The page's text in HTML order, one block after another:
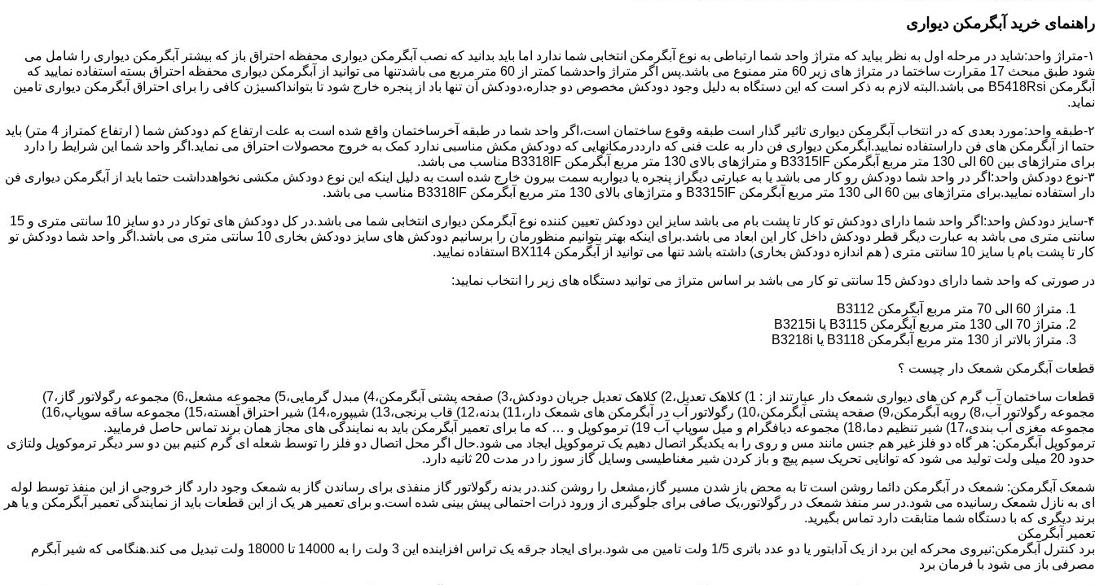
راهنمای خرید آبگرمکن دیواری
۱-متراژ واحد:شاید در مرحله اول به نظر بیاید که متراژ واحد شما ارتباطی به نوع آبگرمکن انتخابی شما ندارد اما باید بدانید که نصب آبگرمکن دیواری محفظه احتراق باز که بیشتر آبگرمکن دیواری را شامل می
شود طبق مبحث 17 مقرارت ساختما در متراژ های زیر 60 متر ممنوع می باشد.پس اگر متراژ واحدشما کمتر از 60 متر مربع می باشدتنها می توانید از آبگرمکن دیواری محفظه احتراق بسته استفاده نمایید که
آبگرمکن B5418Rsi می باشد.البته لازم به ذکر است که این دستگاه به دلیل وجود دودکش مخصوص دو جداره،دودکش آن تنها باد از پنجره خارج شود تا بتوانداکسیژن کافی را برای احتراق آبگرمکن دیواری تامین
نماید.
۲-طبقه واحد:مورد بعدی که در انتخاب آبگرمکن دیواری تاثیر گذار است طبقه وقوع ساختمان است،اگر واحد شما در طبقه آخرساختمان واقع شده است به علت ارتفاع کم دودکش شما ( ارتفاع کمتراز 4 متر) باید
حتما از آبگرمکن های فن داراستفاده نمایید.آبگرمکن دیواری فن دار به علت فنی که دارددرمکانهایی که دودکش مکش مناسبی ندارد کمک به خروج محصولات احتراق می نماید.اگر واحد شما این شرایط را دارد
برای متراژهای بین 60 الی 130 متر مربع آبگرمکن B3315IF و متراژهای بالای 130 متر مربع آبگرمکن B3318IF مناسب می باشد.
۳-نوع دودکش واحد:اگر در واحد شما دودکش رو کار می باشد یا به عبارتی دیگراز پنجره یا دیواربه سمت بیرون خارج شده است به دلیل اینکه این نوع دودکش مکشی نخواهدداشت حتما باید از آبگرمکن دیواری فن
دار استفاده نمایید.برای متراژهای بین 60 الی 130 متر مربع آبگرمکن B3315IF و متراژهای بالای 130 متر مربع آبگرمکن B3318IF مناسب می باشد.
۴-سایز دودکش واحد:اگر واحد شما دارای دودکش تو کار تا پشت بام می باشد سایز این دودکش تعیین کننده نوع آبگرمکن دیواری انتخابی شما می باشد.در کل دودکش های توکار در دو سایز 10 سانتی متری و 15
سانتی متری می باشد به عبارت دیگر قطر دودکش داخل کار این ابعاد می باشد.برای اینکه بهتر بتوانیم منظورمان را برسانیم دودکش های سایز دودکش بخاری 10 سانتی متری می باشد.اگر واحد شما دودکش تو
کار تا پشت بام با سایز 10 سانتی متری ( هم اندازه دودکش بخاری) داشته باشد تنها می توانید از آبگرمکن BX114 استفاده نمایید.
در صورتی که واحد شما دارای دودکش 15 سانتی تو کار می باشد بر اساس متراژ می توانید دستگاه های زیر را انتخاب نمایید:
متراژ 60 الی 70 متر مربع آبگرمکن B3112
متراژ 70 الی 130 متر مربع آبگرمکن B3115 یا B3215i
متراژ بالاتر از 130 متر مربع آبگرمکن B3118 یا B3218i
قطعات آبگرمکن شمعک دار چیست ؟
قطعات ساختمان آب گرم کن های دیواری شمعک دار عبارتند از : 1) کلاهک تعدیل،2) کلاهک تعدیل جریان دودکش،3) صفحه پشتی آبگرمکن،4) مبدل گرمایی،5) مجموعه مشعل،6) مجموعه رگولاتور گاز،7)
مجموعه رگولاتور آب،8) رویه آبگرمکن،9) صفحه پشتی آبگرمکن،10) رگولاتور آب در آبگرمکن های شمعک دار،11) بدنه،12) قاب برنجی،13) شیپوره،14) شیر احتراق آهسته،15) مجموعه ساقه سوپاپ،16)
مجموعه مغزی آب بندی،17) شیر تنظیم دما،18) مجموعه دیافگرام و میل سوپاپ آب 19) ترموکوپل و … که ما برای تعمیر آبگرمکن باید به نمایندگی های مجاز همان برند تماس حاصل فرمایید.
ترموکوپل آبگرمکن: هر گاه دو فلز غیر هم جنس مانند مس و روی را به یکدیگر اتصال دهیم یک ترموکوپل ایجاد می شود.حال اگر محل اتصال دو فلز را توسط شعله ای گرم کنیم بین دو سر دیگر ترموکوپل ولتاژی
حدود 20 میلی ولت تولید می شود که توانایی تحریک سیم پیچ و باز کردن شیر مغناطیسی وسایل گاز سوز را در مدت 20 ثانیه دارد.
شمعک آبگرمکن: شمعک در آبگرمکن دائما روشن است تا به محض باز شدن مسیر گاز،مشعل را روشن کند.در بدنه رگولاتور گاز منفذی برای رساندن گاز به شمعک وجود دارد گاز خروجی از این منفذ توسط لوله
ای به نازل شمعک رسانیده می شود.در سر منفذ شمعک در رگولاتور،یک صافی برای جلوگیری از ورود ذرات احتمالی پیش بینی شده است.و برای تعمیر هر یک از این قطعات باید از نمایندگی تعمیر آبگرمکن و یا هر
برند دیگری که با دستگاه شما متابقت دارد تماس بگیرید.
تعمیر آبگرمکن
برد کنترل آبگرمکن:نیروی محرکه این برد از یک آدابتور یا دو عدد باتری 1/5 ولت تامین می شود.برای ایجاد جرقه یک تراس افزاینده این 3 ولت را به 14000 تا 18000 ولت تبدیل می کند.هنگامی که شیر آبگرم
مصرفی باز می شود با فرمان برد